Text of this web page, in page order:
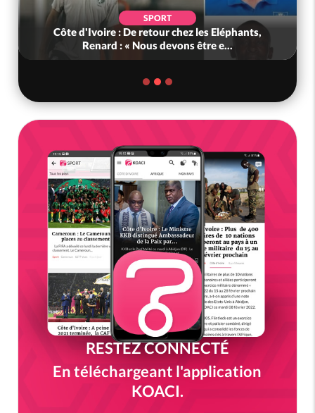
SPORT
Côte d'Ivoire : De retour chez les Eléphants,
Renard : « Nous devons être e...
RESTEZ CONNECTÉ
En téléchargeant l'application
KOACI.